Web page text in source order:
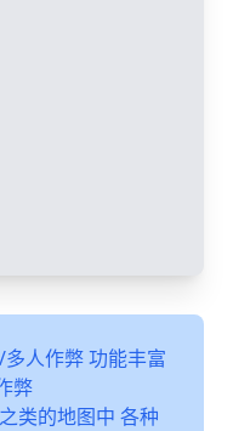
人作弊 功能丰富
弊
类的地图中 各种